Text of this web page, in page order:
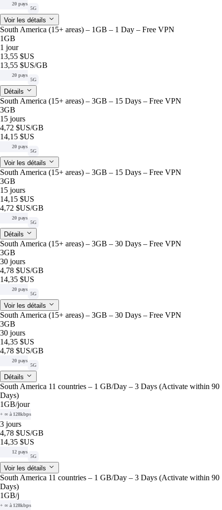
20 pays
5G
Voir les détails
South America (15+ areas) – 1GB – 1 Day – Free VPN
1GB
1 jour
13,55 $US
13,55 $US/GB
20 pays
5G
Détails
South America (15+ areas) – 3GB – 15 Days – Free VPN
3GB
15 jours
4,72 $US/GB
14,15 $US
20 pays
5G
Voir les détails
South America (15+ areas) – 3GB – 15 Days – Free VPN
3GB
15 jours
14,15 $US
4,72 $US/GB
20 pays
5G
Détails
South America (15+ areas) – 3GB – 30 Days – Free VPN
3GB
30 jours
4,78 $US/GB
14,35 $US
20 pays
5G
Voir les détails
South America (15+ areas) – 3GB – 30 Days – Free VPN
3GB
30 jours
14,35 $US
4,78 $US/GB
20 pays
5G
Détails
South America 11 countries – 1 GB/Day – 3 Days (Activate within 90
Days)
1GB/jour
+ ∞ à 128kbps
3 jours
4,78 $US/GB
14,35 $US
12 pays
5G
Voir les détails
South America 11 countries – 1 GB/Day – 3 Days (Activate within 90
Days)
1GB/j
+ ∞ à 128kbps